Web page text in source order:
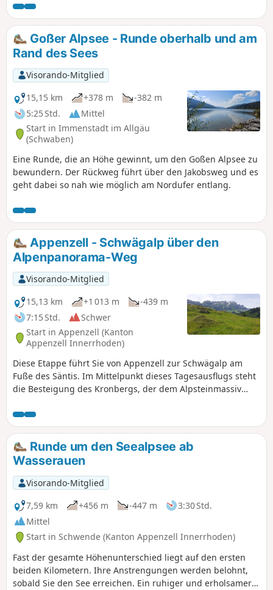
des Säntis sehen. Ein Abstieg über die Almen führt Sie nach
Appenzell, das für seinen Käse berühmt ist. Ein Besuch der
Stadt ist ein Muss.
Goßer Alpsee - Runde oberhalb und am
Rand des Sees
Visorando-Mitglied
15,15 km
+378 m
-382 m
5:25 Std.
Mittel
Start in Immenstadt im Allgäu
(Schwaben)
Eine Runde, die an Höhe gewinnt, um den Goßen Alpsee zu
bewundern. Der Rückweg führt über den Jakobsweg und es
geht dabei so nah wie möglich am Nordufer entlang.
Appenzell - Schwägalp über den
Alpenpanorama-Weg
Visorando-Mitglied
15,13 km
+1 013 m
-439 m
7:15 Std.
Schwer
Start in Appenzell (Kanton
Appenzell Innerrhoden)
Diese Etappe führt Sie von Appenzell zur Schwägalp am
Fuße des Säntis. Im Mittelpunkt dieses Tagesausflugs steht
die Besteigung des Kronbergs, der dem Alpsteinmassiv
herrliche Aussicht auf den Säntis im Süden und die Ebene
bis zum Bodensee im Norden. Am Abend können Sie die
Ruhe auf der Schwägalp genießen.
Runde um den Seealpsee ab
Wasserauen
Visorando-Mitglied
7,59 km
+456 m -447 m
3:30 Std.
Mittel
Start in Schwende (Kanton Appenzell Innerrhoden)
Fast der gesamte Höhenunterschied liegt auf den ersten
beiden Kilometern. Ihre Anstrengungen werden belohnt,
sobald Sie den See erreichen. Ein ruhiger und erholsamer